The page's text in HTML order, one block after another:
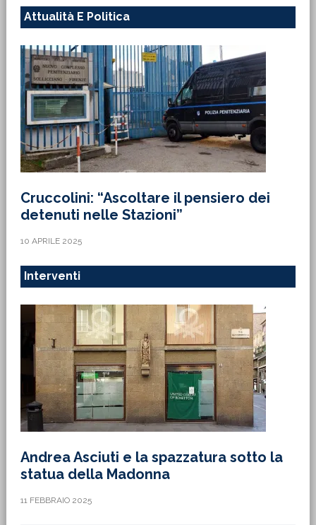
Attualità E Politica
Cruccolini: “Ascoltare il pensiero dei
detenuti nelle Stazioni”
10 APRILE 2025
Interventi
Andrea Asciuti e la spazzatura sotto la
statua della Madonna
11 FEBBRAIO 2025